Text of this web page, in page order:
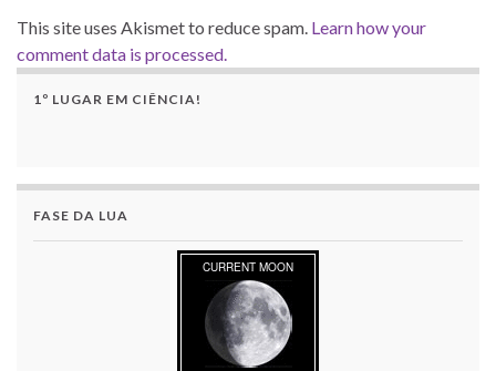
This site uses Akismet to reduce spam. Learn how your
comment data is processed.
1º LUGAR EM CIÊNCIA!
FASE DA LUA